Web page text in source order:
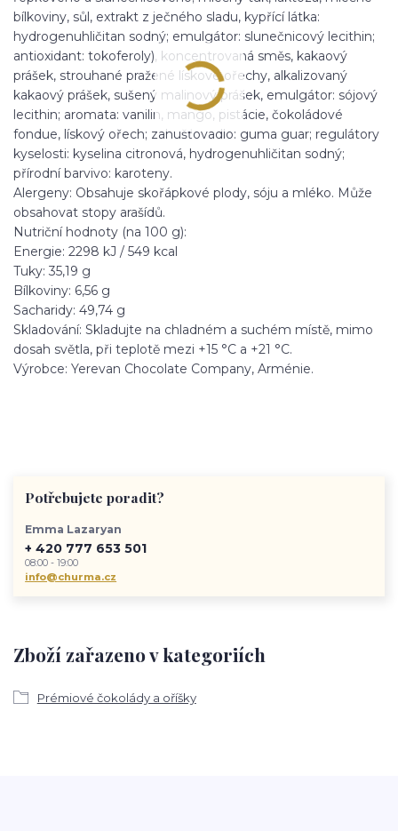
bílkoviny, sůl, extrakt z ječného sladu, kypřící látka:
hydrogenuhličitan sodný; emulgátor: slunečnicový lecithin;
antioxidant: tokoferoly), koncentrovaná směs, kakaový
prášek, strouhané pražené lískové ořechy, alkalizovaný
kakaový prášek, sušený malinový prášek, emulgátor: sójový
lecithin; aromata: vanilin, mango, pistácie, čokoládové
fondue, lískový ořech; zahušťovadlo: guma guar; regulátory
kyselosti: kyselina citronová, hydrogenuhličitan sodný;
přírodní barvivo: karoteny.
​Alergeny: Obsahuje skořápkové plody, sóju a mléko. Může
obsahovat stopy arašídů.
​Nutriční hodnoty (na 100 g):
​Energie: 2298 kJ / 549 kcal
​Tuky: 35,19 g
​Bílkoviny: 6,56 g
​Sacharidy: 49,74 g
​Skladování: Skladujte na chladném a suchém místě, mimo
dosah světla, při teplotě mezi +15 °C a +21 °C.
​Výrobce: Yerevan Chocolate Company, Arménie.
Zboží zařazeno v kategoriích
Prémiové čokolády a oříšky
Potřebujete poradit?
Emma Lazaryan
+ 420 777 653 501
08:00 - 19:00
info@churma.cz